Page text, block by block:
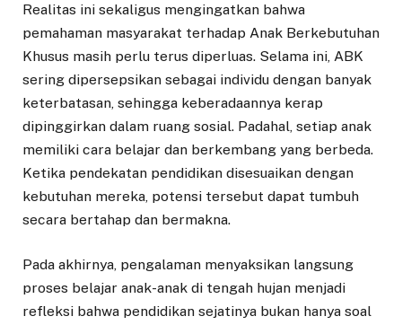
Realitas ini sekaligus mengingatkan bahwa
pemahaman masyarakat terhadap Anak Berkebutuhan
Khusus masih perlu terus diperluas. Selama ini, ABK
sering dipersepsikan sebagai individu dengan banyak
keterbatasan, sehingga keberadaannya kerap
dipinggirkan dalam ruang sosial. Padahal, setiap anak
memiliki cara belajar dan berkembang yang berbeda.
Ketika pendekatan pendidikan disesuaikan dengan
kebutuhan mereka, potensi tersebut dapat tumbuh
secara bertahap dan bermakna.
Pada akhirnya, pengalaman menyaksikan langsung
proses belajar anak-anak di tengah hujan menjadi
refleksi bahwa pendidikan sejatinya bukan hanya soal